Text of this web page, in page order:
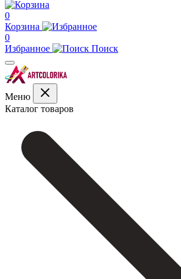
0
Корзина
0
Избранное
Поиск
Меню
Каталог товаров